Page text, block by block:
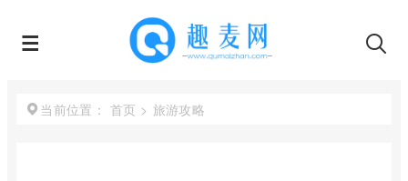
当前位置： 首页 > 旅游攻略